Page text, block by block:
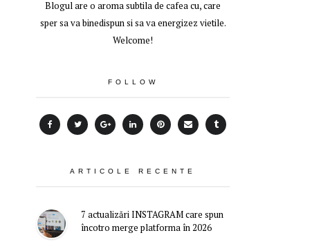
Blogul are o aroma subtila de cafea cu, care
sper sa va binedispun si sa va energizez vietile.
Welcome!
FOLLOW
ARTICOLE RECENTE
7 actualizări INSTAGRAM care spun
încotro merge platforma în 2026